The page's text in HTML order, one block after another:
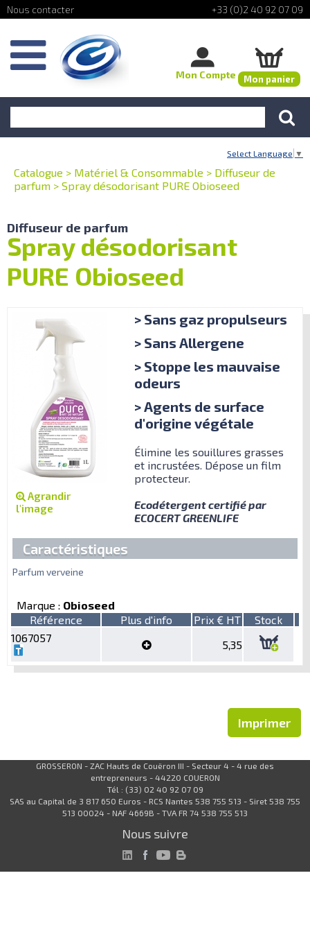
+33 (0)2 40 92 07 09
Mon Compte Mon panier
Select Language ▼
Catalogue > Matériel & Consommable > Diffuseur de
parfum > Spray désodorisant PURE Obioseed
Diffuseur de parfum
Spray désodorisant
PURE Obioseed
Agrandir
l'image
> Sans gaz propulseurs
> Sans Allergene
> Stoppe les mauvaise
odeurs
> Agents de surface
d'origine végétale
Élimine les souillures grasses
et incrustées. Dépose un film
protecteur.
Ecodétergent certifié par
ECOCERT GREENLIFE
Caractéristiques
Parfum verveine
Marque : Obioseed
Référence
Plus d'info Prix € HT
Stock
1067057
5,35
Imprimer
GROSSERON - ZAC Hauts de Couëron III - Secteur 4 - 4 rue des
entrepreneurs - 44220 COUERON
Tél : (33) 02 40 92 07 09
SAS au Capital de 3 817 650 Euros - RCS Nantes 538 755 513 - Siret 538 755
513 00024 - NAF 4669B - TVA FR 74 538 755 513
Nous suivre